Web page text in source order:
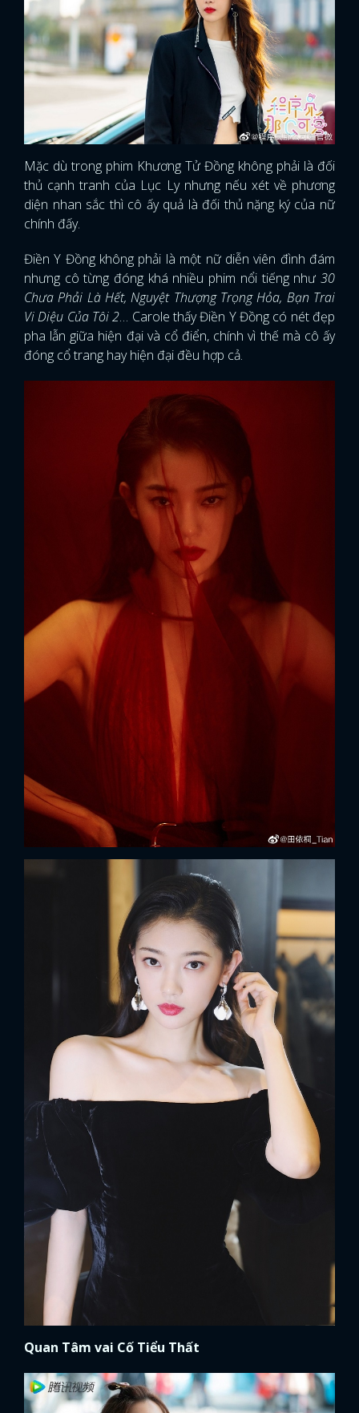
Mặc dù trong phim Khương Tử Đồng không phải là đối
thủ cạnh tranh của Lục Ly nhưng nếu xét về phương
diện nhan sắc thì cô ấy quả là đối thủ nặng ký của nữ
chính đấy.
Điền Y Đồng không phải là một nữ diễn viên đình đám
nhưng cô từng đóng khá nhiều phim nổi tiếng như 30
Chưa Phải Là Hết, Nguyệt Thượng Trọng Hỏa, Bạn Trai
Vi Diệu Của Tôi 2… Carole thấy Điền Y Đồng có nét đẹp
pha lẫn giữa hiện đại và cổ điển, chính vì thế mà cô ấy
đóng cổ trang hay hiện đại đều hợp cả.
Quan Tâm vai Cố Tiểu Thất